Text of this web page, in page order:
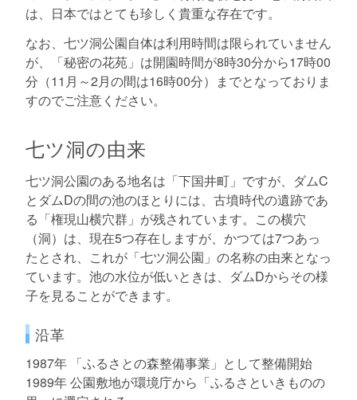
は、日本ではとても珍しく貴重な存在です。
なお、七ツ洞公園自体は利用時間は限られていません
が、「秘密の花苑」は開園時間が8時30分から17時00
分（11月～2月の間は16時00分）までとなっておりま
すのでご注意ください。
七ツ洞の由来
七ツ洞公園のある地名は「下国井町」ですが、ダムC
とダムDの間の池のほとりには、古墳時代の遺跡であ
る「権現山横穴群」が残されています。この横穴
（洞）は、現在5つ存在しますが、かつては7つあっ
たとされ、これが「七ツ洞公園」の名称の由来となっ
ています。池の水位が低いときは、ダムDからその様
子を見ることができます。
沿革
1987年 「ふるさとの森整備事業」として整備開始
1989年 公園敷地が環境庁から「ふるさといきものの